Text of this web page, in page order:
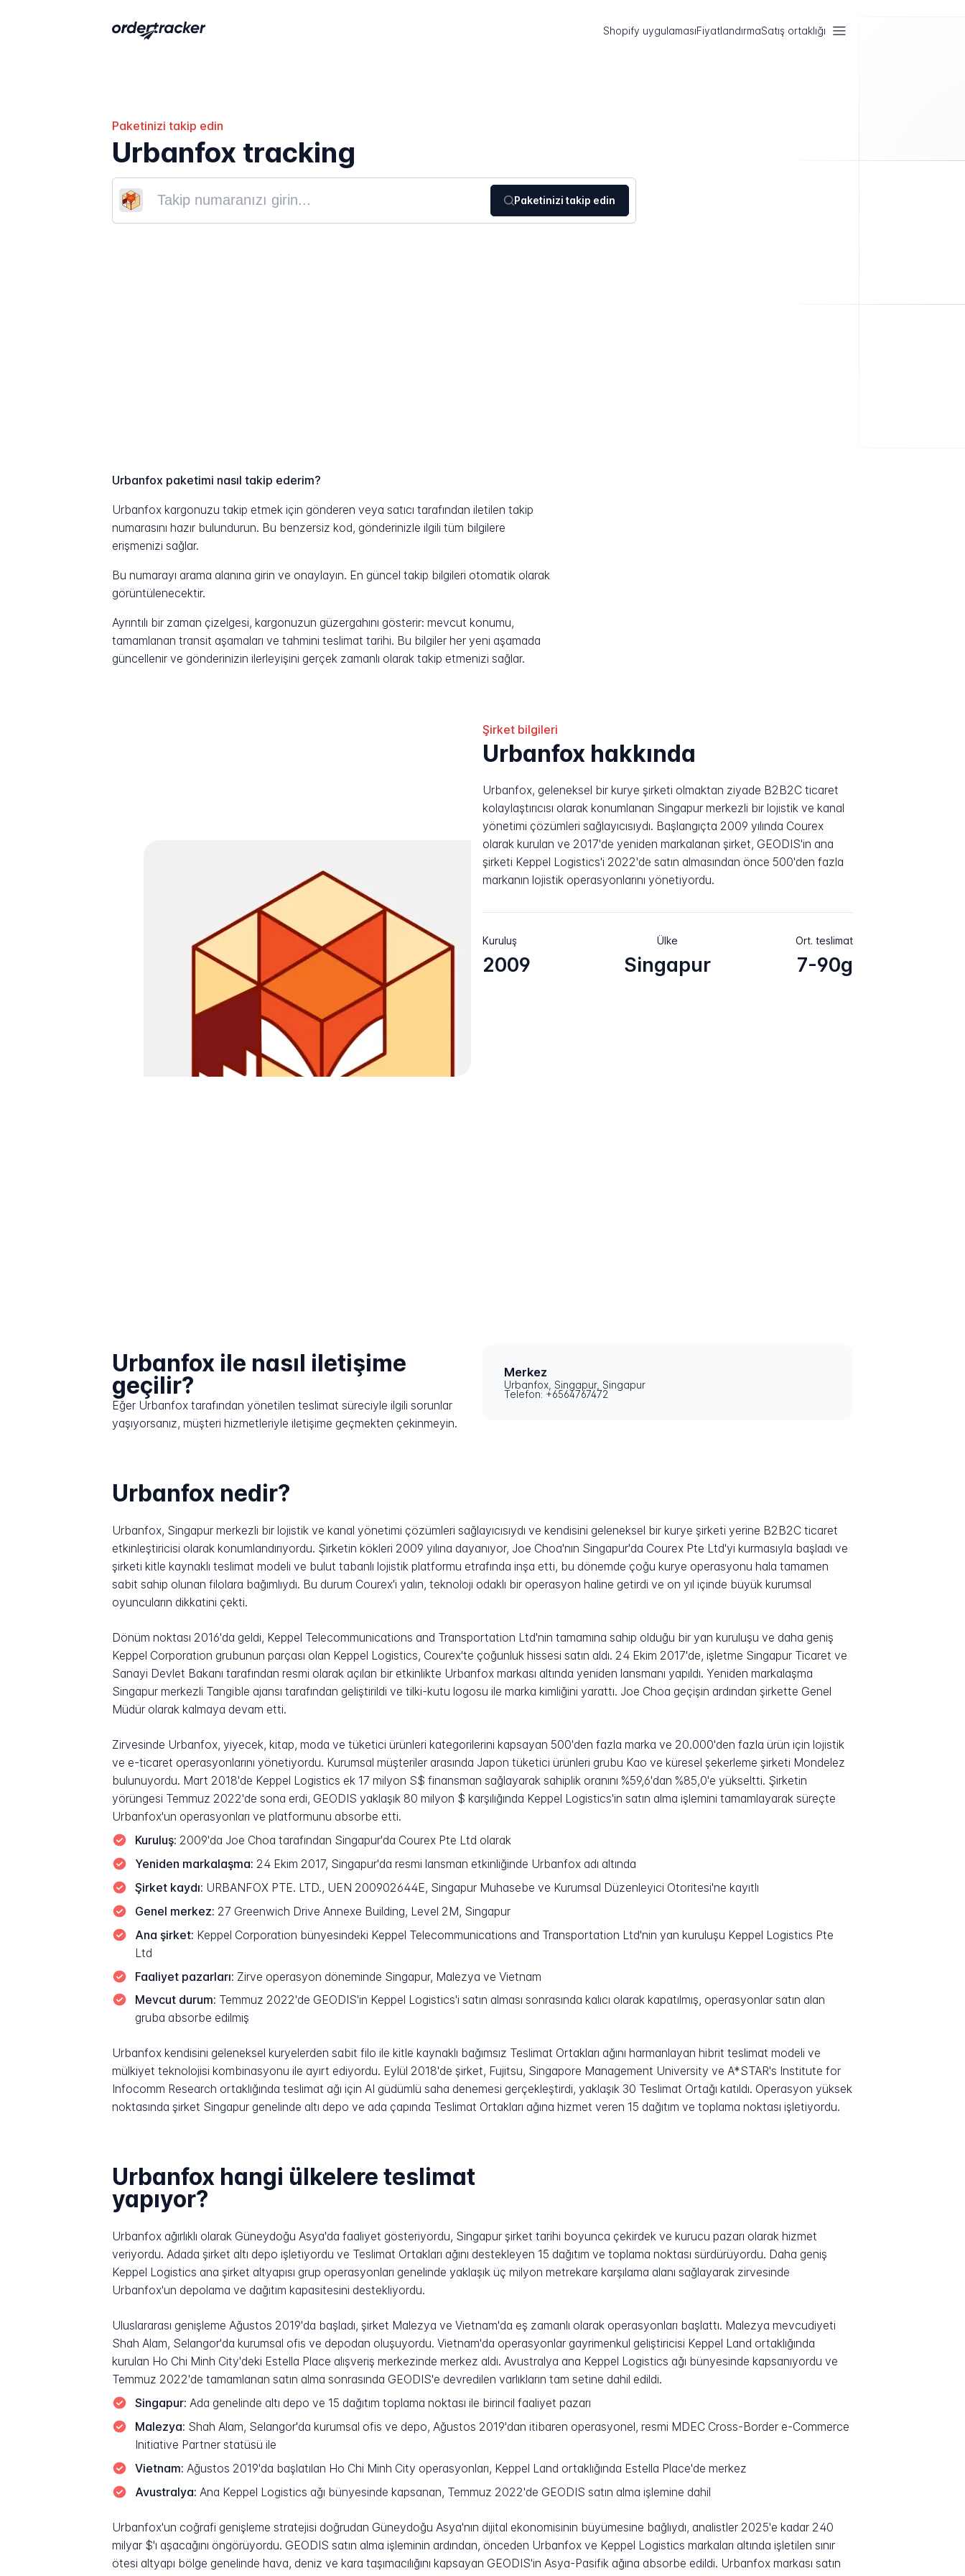
Shopify uygulamasıFiyatlandırmaSatış ortaklığı
Paketinizi takip edin
Urbanfox tracking
Paketinizi takip edin
Urbanfox paketimi nasıl takip ederim?
Urbanfox kargonuzu takip etmek için gönderen veya satıcı tarafından iletilen takip
numarasını hazır bulundurun. Bu benzersiz kod, gönderinizle ilgili tüm bilgilere
erişmenizi sağlar.
Bu numarayı arama alanına girin ve onaylayın. En güncel takip bilgileri otomatik olarak
görüntülenecektir.
Ayrıntılı bir zaman çizelgesi, kargonuzun güzergahını gösterir: mevcut konumu,
tamamlanan transit aşamaları ve tahmini teslimat tarihi. Bu bilgiler her yeni aşamada
güncellenir ve gönderinizin ilerleyişini gerçek zamanlı olarak takip etmenizi sağlar.
Şirket bilgileri
Urbanfox hakkında
Urbanfox, geleneksel bir kurye şirketi olmaktan ziyade B2B2C ticaret
kolaylaştırıcısı olarak konumlanan Singapur merkezli bir lojistik ve kanal
yönetimi çözümleri sağlayıcısıydı. Başlangıçta 2009 yılında Courex
olarak kurulan ve 2017'de yeniden markalanan şirket, GEODIS'in ana
şirketi Keppel Logistics'i 2022'de satın almasından önce 500'den fazla
markanın lojistik operasyonlarını yönetiyordu.
Kuruluş
2009
Ülke
Singapur
Ort. teslimat
7-90g
Urbanfox ile nasıl iletişime
geçilir?
Eğer Urbanfox tarafından yönetilen teslimat süreciyle ilgili sorunlar
yaşıyorsanız, müşteri hizmetleriyle iletişime geçmekten çekinmeyin.
Merkez
Urbanfox, Singapur, Singapur
Telefon: +6564767472
Urbanfox nedir?
Urbanfox, Singapur merkezli bir lojistik ve kanal yönetimi çözümleri sağlayıcısıydı ve kendisini geleneksel bir kurye şirketi yerine B2B2C ticaret
etkinleştiricisi olarak konumlandırıyordu. Şirketin kökleri 2009 yılına dayanıyor, Joe Choa'nın Singapur'da Courex Pte Ltd'yi kurmasıyla başladı ve
şirketi kitle kaynaklı teslimat modeli ve bulut tabanlı lojistik platformu etrafında inşa etti, bu dönemde çoğu kurye operasyonu hala tamamen
sabit sahip olunan filolara bağımlıydı. Bu durum Courex'i yalın, teknoloji odaklı bir operasyon haline getirdi ve on yıl içinde büyük kurumsal
oyuncuların dikkatini çekti.
Dönüm noktası 2016'da geldi, Keppel Telecommunications and Transportation Ltd'nin tamamına sahip olduğu bir yan kuruluşu ve daha geniş
Keppel Corporation grubunun parçası olan Keppel Logistics, Courex'te çoğunluk hissesi satın aldı. 24 Ekim 2017'de, işletme Singapur Ticaret ve
Sanayi Devlet Bakanı tarafından resmi olarak açılan bir etkinlikte Urbanfox markası altında yeniden lansmanı yapıldı. Yeniden markalaşma
Singapur merkezli Tangible ajansı tarafından geliştirildi ve tilki-kutu logosu ile marka kimliğini yarattı. Joe Choa geçişin ardından şirkette Genel
Müdür olarak kalmaya devam etti.
Zirvesinde Urbanfox, yiyecek, kitap, moda ve tüketici ürünleri kategorilerini kapsayan 500'den fazla marka ve 20.000'den fazla ürün için lojistik
ve e-ticaret operasyonlarını yönetiyordu. Kurumsal müşteriler arasında Japon tüketici ürünleri grubu Kao ve küresel şekerleme şirketi Mondelez
bulunuyordu. Mart 2018'de Keppel Logistics ek 17 milyon S$ finansman sağlayarak sahiplik oranını %59,6'dan %85,0'e yükseltti. Şirketin
yörüngesi Temmuz 2022'de sona erdi, GEODIS yaklaşık 80 milyon $ karşılığında Keppel Logistics'in satın alma işlemini tamamlayarak süreçte
Urbanfox'un operasyonları ve platformunu absorbe etti.
Kuruluş: 2009'da Joe Choa tarafından Singapur'da Courex Pte Ltd olarak
Yeniden markalaşma: 24 Ekim 2017, Singapur'da resmi lansman etkinliğinde Urbanfox adı altında
Şirket kaydı: URBANFOX PTE. LTD., UEN 200902644E, Singapur Muhasebe ve Kurumsal Düzenleyici Otoritesi'ne kayıtlı
Genel merkez: 27 Greenwich Drive Annexe Building, Level 2M, Singapur
Ana şirket: Keppel Corporation bünyesindeki Keppel Telecommunications and Transportation Ltd'nin yan kuruluşu Keppel Logistics Pte
Ltd
Faaliyet pazarları: Zirve operasyon döneminde Singapur, Malezya ve Vietnam
Mevcut durum: Temmuz 2022'de GEODIS'in Keppel Logistics'i satın alması sonrasında kalıcı olarak kapatılmış, operasyonlar satın alan
gruba absorbe edilmiş
Urbanfox kendisini geleneksel kuryelerden sabit filo ile kitle kaynaklı bağımsız Teslimat Ortakları ağını harmanlayan hibrit teslimat modeli ve
mülkiyet teknolojisi kombinasyonu ile ayırt ediyordu. Eylül 2018'de şirket, Fujitsu, Singapore Management University ve A*STAR's Institute for
Infocomm Research ortaklığında teslimat ağı için AI güdümlü saha denemesi gerçekleştirdi, yaklaşık 30 Teslimat Ortağı katıldı. Operasyon yüksek
noktasında şirket Singapur genelinde altı depo ve ada çapında Teslimat Ortakları ağına hizmet veren 15 dağıtım ve toplama noktası işletiyordu.
Urbanfox hangi ülkelere teslimat
yapıyor?
Urbanfox ağırlıklı olarak Güneydoğu Asya'da faaliyet gösteriyordu, Singapur şirket tarihi boyunca çekirdek ve kurucu pazarı olarak hizmet
veriyordu. Adada şirket altı depo işletiyordu ve Teslimat Ortakları ağını destekleyen 15 dağıtım ve toplama noktası sürdürüyordu. Daha geniş
Keppel Logistics ana şirket altyapısı grup operasyonları genelinde yaklaşık üç milyon metrekare karşılama alanı sağlayarak zirvesinde
Urbanfox'un depolama ve dağıtım kapasitesini destekliyordu.
Uluslararası genişleme Ağustos 2019'da başladı, şirket Malezya ve Vietnam'da eş zamanlı olarak operasyonları başlattı. Malezya mevcudiyeti
Shah Alam, Selangor'da kurumsal ofis ve depodan oluşuyordu. Vietnam'da operasyonlar gayrimenkul geliştiricisi Keppel Land ortaklığında
kurulan Ho Chi Minh City'deki Estella Place alışveriş merkezinde merkez aldı. Avustralya ana Keppel Logistics ağı bünyesinde kapsanıyordu ve
Temmuz 2022'de tamamlanan satın alma sonrasında GEODIS'e devredilen varlıkların tam setine dahil edildi.
Singapur: Ada genelinde altı depo ve 15 dağıtım toplama noktası ile birincil faaliyet pazarı
Malezya: Shah Alam, Selangor'da kurumsal ofis ve depo, Ağustos 2019'dan itibaren operasyonel, resmi MDEC Cross-Border e-Commerce
Initiative Partner statüsü ile
Vietnam: Ağustos 2019'da başlatılan Ho Chi Minh City operasyonları, Keppel Land ortaklığında Estella Place'de merkez
Avustralya: Ana Keppel Logistics ağı bünyesinde kapsanan, Temmuz 2022'de GEODIS satın alma işlemine dahil
Urbanfox'un coğrafi genişleme stratejisi doğrudan Güneydoğu Asya'nın dijital ekonomisinin büyümesine bağlıydı, analistler 2025'e kadar 240
milyar $'ı aşacağını öngörüyordu. GEODIS satın alma işleminin ardından, önceden Urbanfox ve Keppel Logistics markaları altında işletilen sınır
ötesi altyapı bölge genelinde hava, deniz ve kara taşımacılığını kapsayan GEODIS'in Asya-Pasifik ağına absorbe edildi. Urbanfox markası satın